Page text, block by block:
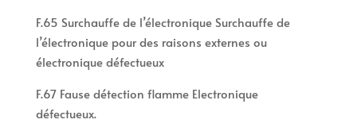
F.65 Surchauffe de l’électronique Surchauffe de
l’électronique pour des raisons externes ou
électronique défectueux
F.67 Fause détection flamme Electronique
défectueux.